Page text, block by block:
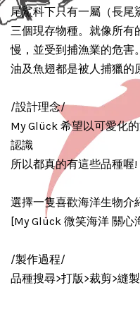
尾鯊科下只有一屬（長尾
三個現存物種。就像所有
慢，並受到捕漁業的危害
油及魚翅都是被人捕獵的
/設計理念/
My Glück 希望以可愛化
認識
所以都真的有這些品種喔!
選擇一隻喜歡海洋生物介
[My Glück 微笑海洋 關心
/製作過程/
品種搜尋>打版>裁剪>縫製